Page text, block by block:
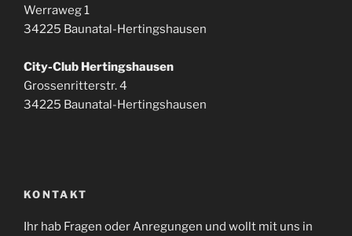
Werraweg 1
34225 Baunatal-Hertingshausen
City-Club Hertingshausen
Grossenritterstr. 4
34225 Baunatal-Hertingshausen
KONTAKT
Ihr hab Fragen oder Anregungen und wollt mit uns in